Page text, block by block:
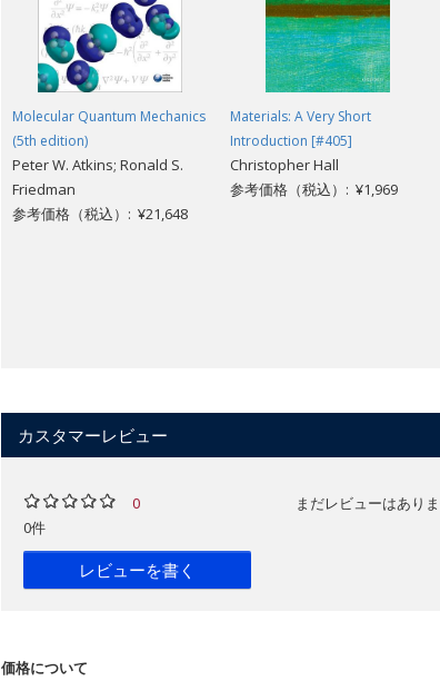
Molecular Quantum Mechanics
(5th edition)
Peter W. Atkins; Ronald S.
Friedman
参考価格（税込）: ¥21,648
Materials: A Very Short
Introduction [#405]
Christopher Hall
参考価格（税込）: ¥1,969
カスタマーレビュー
0
0件
レビューを書く
まだレビューはあり
価格について